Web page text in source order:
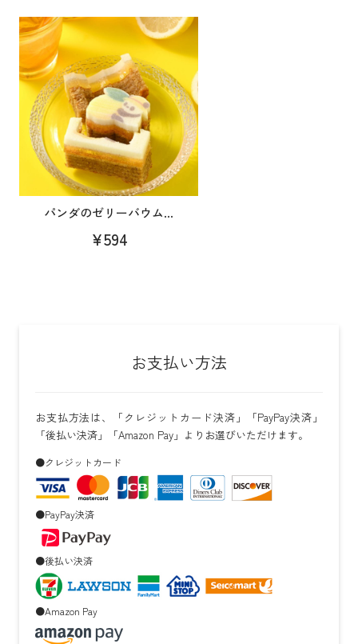
パンダのゼリーバウム...
¥594
お支払い方法
お支払方法は、「クレジットカード決済」「PayPay決済」
「後払い決済」「Amazon Pay」よりお選びいただけます。
●クレジットカード
●PayPay決済
●後払い決済
●Amazon Pay